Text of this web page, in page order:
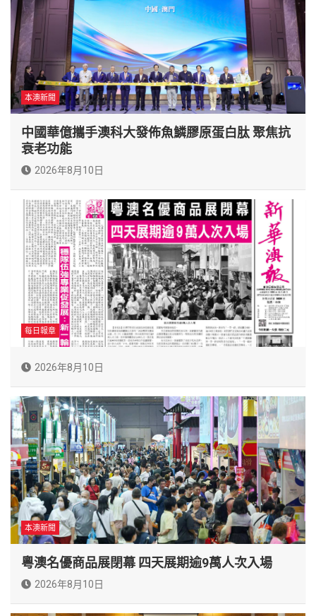
本澳新聞
中國華億攜手澳科大發佈魚鱗膠原蛋白肽 聚焦抗
衰老功能
2026年8月10日
每日報章
2026年8月10日
本澳新聞
粵澳名優商品展閉幕 四天展期逾9萬人次入場
2026年8月10日